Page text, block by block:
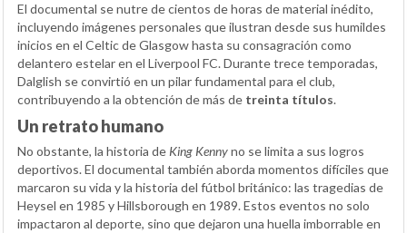
El documental se nutre de cientos de horas de material inédito,
incluyendo imágenes personales que ilustran desde sus humildes
inicios en el Celtic de Glasgow hasta su consagración como
delantero estelar en el Liverpool FC. Durante trece temporadas,
Dalglish se convirtió en un pilar fundamental para el club,
contribuyendo a la obtención de más de treinta títulos.
Un retrato humano
No obstante, la historia de King Kennyno se limita a sus logros
deportivos. El documental también aborda momentos difíciles que
marcaron su vida y la historia del fútbol británico: las tragedias de
Heysel en 1985 y Hillsborough en 1989. Estos eventos no solo
impactaron al deporte, sino que dejaron una huella imborrable en